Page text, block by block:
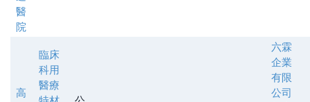
醫
院
高
臨床
科用
醫療
六霖
企業
有限
公司